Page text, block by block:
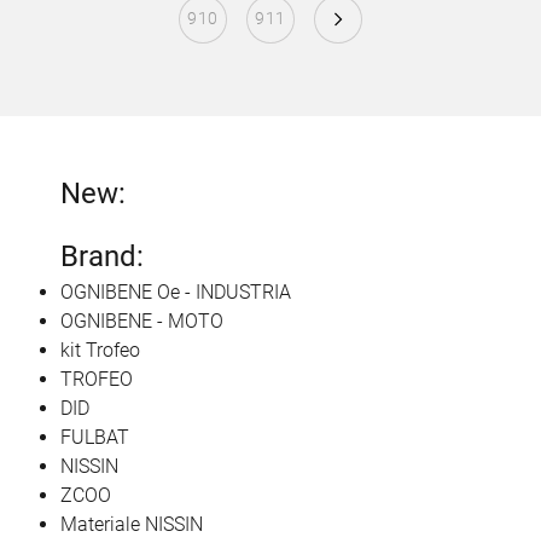
910 911
New:
Brand:
OGNIBENE Oe - INDUSTRIA
OGNIBENE - MOTO
kit Trofeo
TROFEO
DID
FULBAT
NISSIN
ZCOO
Materiale NISSIN